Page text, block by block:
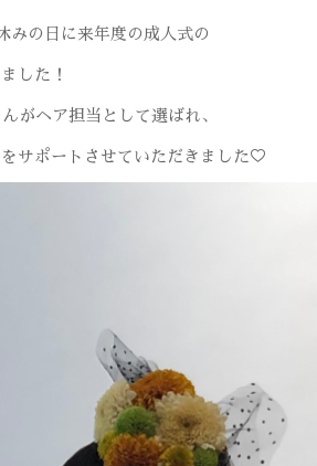
みの日に来年度の成人式の
した！
がヘア担当として選ばれ、
サポートさせていただきました♡